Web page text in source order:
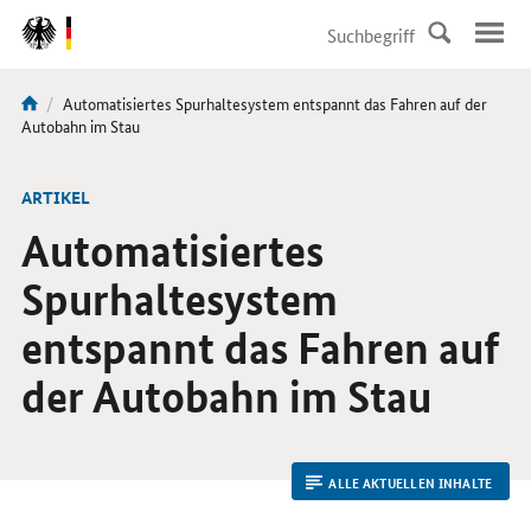
DirektZu:
Navigation
Sie
sind
Aktuelle
Seite:
Automatisiertes Spurhaltesystem entspannt das Fahren auf der
Autobahn im Stau
ARTIKEL
Automatisiertes
Spurhaltesystem
entspannt das Fahren auf
der Autobahn im Stau
ALLE AKTUELLEN INHALTE